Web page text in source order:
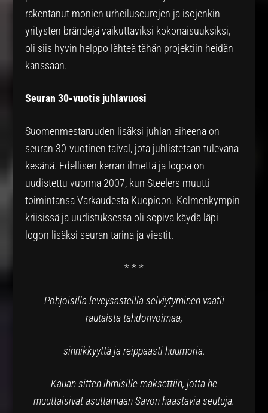
rakentanut monien urheiluseurojen ja isojenkin
yritysten brändejä vaikuttaviksi kokonaisuuksiksi,
oli siis hyvin helppo lähteä tähän projektiin heidän
kanssaan.
Seuran 30-vuotis juhlavuosi
Suomenmestaruuden lisäksi juhlan aiheena on
seuran 30-vuotinen taival, jota juhlistetaan tulevana
kesänä. Edellisen kerran ilmettä ja logoa on
uudistettu vuonna 2007, kun Steelers muutti
toimintansa Varkaudesta Kuopioon. Kolmenkympin
kriisissä ja uudistuksessa oli sopiva käydä läpi
logon lisäksi seuran tarina ja viestit.
* * *
Pohjoisilla leveysasteilla selviytyminen vaatii
rautaista tahdonvoimaa,
sinnikkyyttä ja reippaasti huumoria.
Kauan sitten ihmisille maksettiin, jotta he
muuttaisivat asuttamaan Savon haastavia seutuja.